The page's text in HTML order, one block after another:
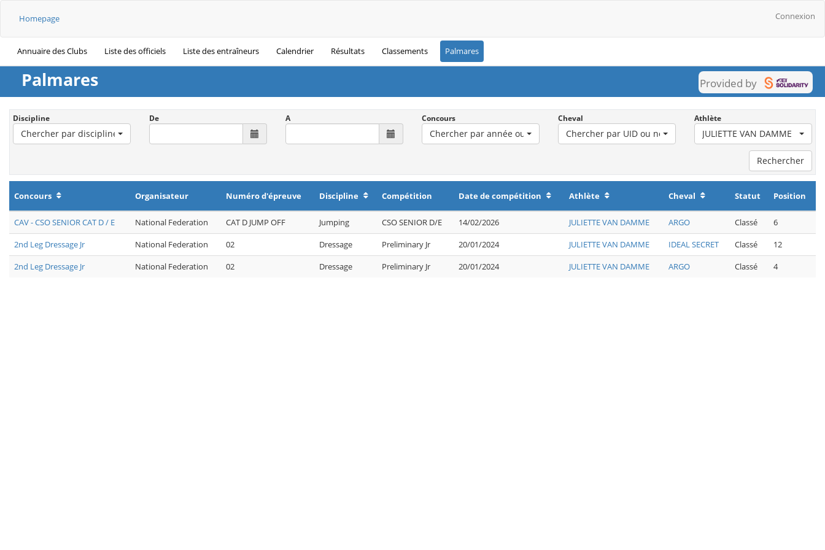
Homepage Connexion
Annuaire des Clubs Liste des officiels Liste des entraîneurs Calendrier Résultats Classements Palmares
Palmares Provided by
Discipline
Chercher par discipline
De A Concours
Chercher par année ou désignation
Cheval
Chercher par UID ou nom d'usage
Athlète
JULIETTE VAN DAMME
Rechercher
Concours Organisateur Numéro d'épreuve Discipline Compétition Date de compétition Athlète Cheval Statut Position
CAV - CSO SENIOR CAT D / E National Federation CAT D JUMP OFF Jumping CSO SENIOR D/E 14/02/2026 JULIETTE VAN DAMME ARGO Classé
6
2nd Leg Dressage Jr
National Federation 02 Dressage Preliminary Jr 20/01/2024 JULIETTE VAN DAMME IDEAL SECRET Classé
12
2nd Leg Dressage Jr
National Federation 02 Dressage Preliminary Jr 20/01/2024 JULIETTE VAN DAMME ARGO Classé 4